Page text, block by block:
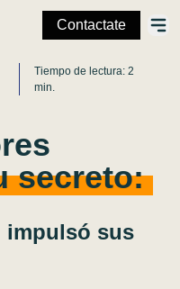
Contactate
Tiempo de lectura: 2
min.
secreto:
impulsó sus